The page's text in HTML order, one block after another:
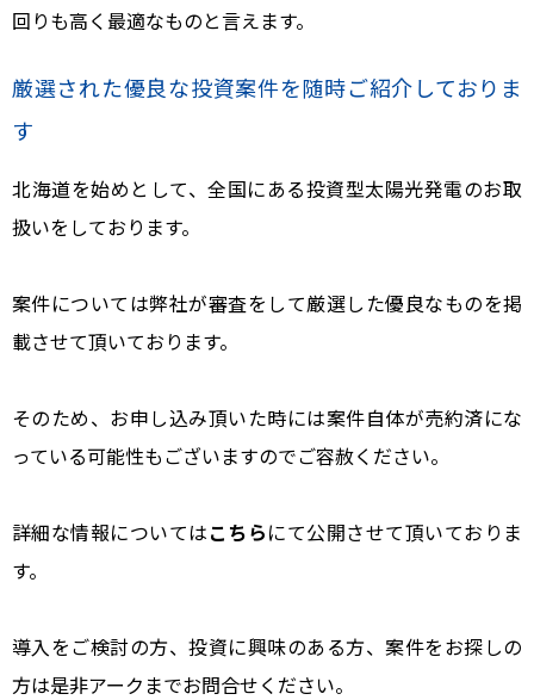
回りも高く最適なものと言えます。
厳選された優良な投資案件を随時ご紹介しておりま
す
北海道を始めとして、全国にある投資型太陽光発電のお取
扱いをしております。
案件については弊社が審査をして厳選した優良なものを掲
載させて頂いております。
そのため、お申し込み頂いた時には案件自体が売約済にな
っている可能性もございますのでご容赦ください。
詳細な情報についてはこちらにて公開させて頂いておりま
す。
導入をご検討の方、投資に興味のある方、案件をお探しの
方は是非アークまでお問合せください。